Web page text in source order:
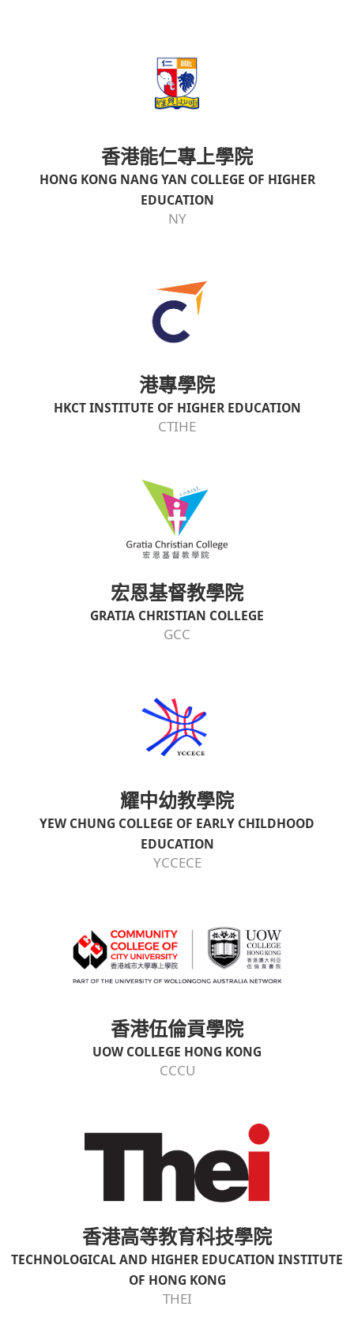
香港能仁專上學院
HONG KONG NANG YAN COLLEGE OF HIGHER
EDUCATION
NY
港專學院
HKCT INSTITUTE OF HIGHER EDUCATION
CTIHE
宏恩基督教學院
GRATIA CHRISTIAN COLLEGE
GCC
耀中幼教學院
YEW CHUNG COLLEGE OF EARLY CHILDHOOD
EDUCATION
YCCECE
香港伍倫貢學院
UOW COLLEGE HONG KONG
CCCU
香港高等教育科技學院
TECHNOLOGICAL AND HIGHER EDUCATION INSTITUTE
OF HONG KONG
THEI